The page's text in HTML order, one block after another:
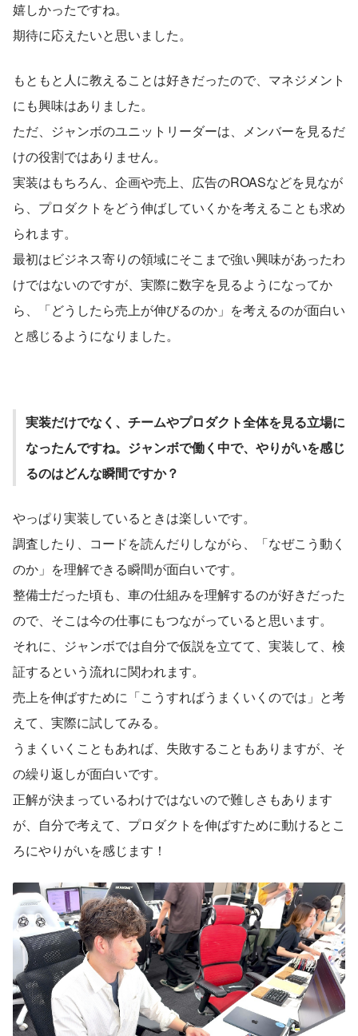
嬉しかったですね。
期待に応えたいと思いました。
もともと人に教えることは好きだったので、マネジメント
にも興味はありました。
ただ、ジャンボのユニットリーダーは、メンバーを見るだ
けの役割ではありません。
実装はもちろん、企画や売上、広告のROASなどを見なが
ら、プロダクトをどう伸ばしていくかを考えることも求め
られます。
最初はビジネス寄りの領域にそこまで強い興味があったわ
けではないのですが、実際に数字を見るようになってか
ら、「どうしたら売上が伸びるのか」を考えるのが面白い
と感じるようになりました。
実装だけでなく、チームやプロダクト全体を見る立場に
なったんですね。ジャンボで働く中で、やりがいを感じ
るのはどんな瞬間ですか？
やっぱり実装しているときは楽しいです。
調査したり、コードを読んだりしながら、「なぜこう動く
のか」を理解できる瞬間が面白いです。
整備士だった頃も、車の仕組みを理解するのが好きだった
ので、そこは今の仕事にもつながっていると思います。
それに、ジャンボでは自分で仮説を立てて、実装して、検
証するという流れに関われます。
売上を伸ばすために「こうすればうまくいくのでは」と考
えて、実際に試してみる。
うまくいくこともあれば、失敗することもありますが、そ
の繰り返しが面白いです。
正解が決まっているわけではないので難しさもあります
が、自分で考えて、プロダクトを伸ばすために動けるとこ
ろにやりがいを感じます！